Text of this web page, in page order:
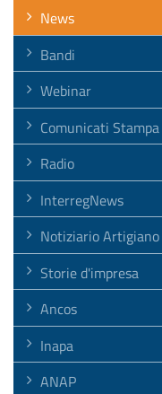
News
Bandi
Webinar
Comunicati Stampa
Radio
InterregNews
Notiziario Artigiano
Storie d'impresa
Ancos
Inapa
ANAP